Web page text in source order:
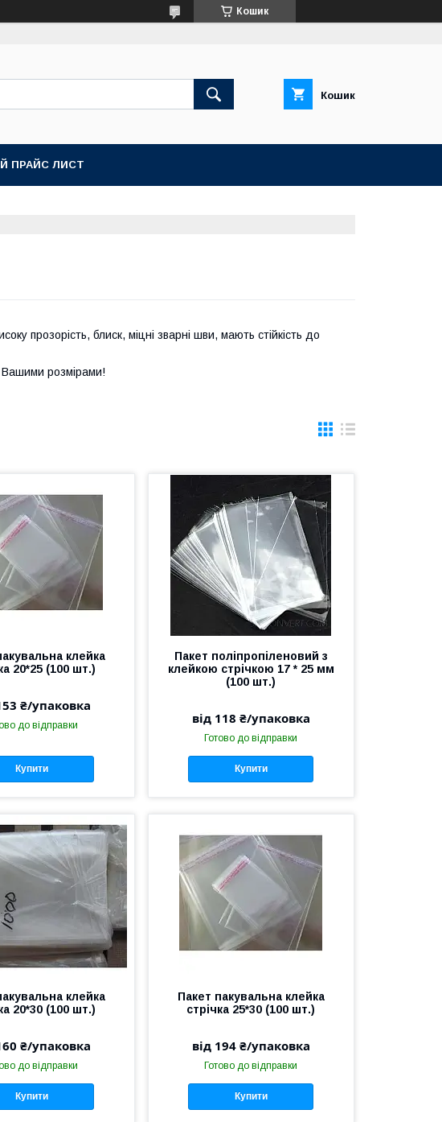
Кошик
Кошик
ПРАЙС ЛИСТ
прозорість, блиск, міцні зварні шви, мають стійкість до
Вашими розмірами!
клейка
20*25 (100 шт.)
₴/упаковка
до відправки
Купити
Пакет поліпропіленовий з
клейкою стрічкою 17 * 25 мм
(100 шт.)
від 118 ₴/упаковка
Готово до відправки
Купити
клейка
20*30 (100 шт.)
₴/упаковка
до відправки
Купити
Пакет пакувальна клейка
стрічка 25*30 (100 шт.)
від 194 ₴/упаковка
Готово до відправки
Купити